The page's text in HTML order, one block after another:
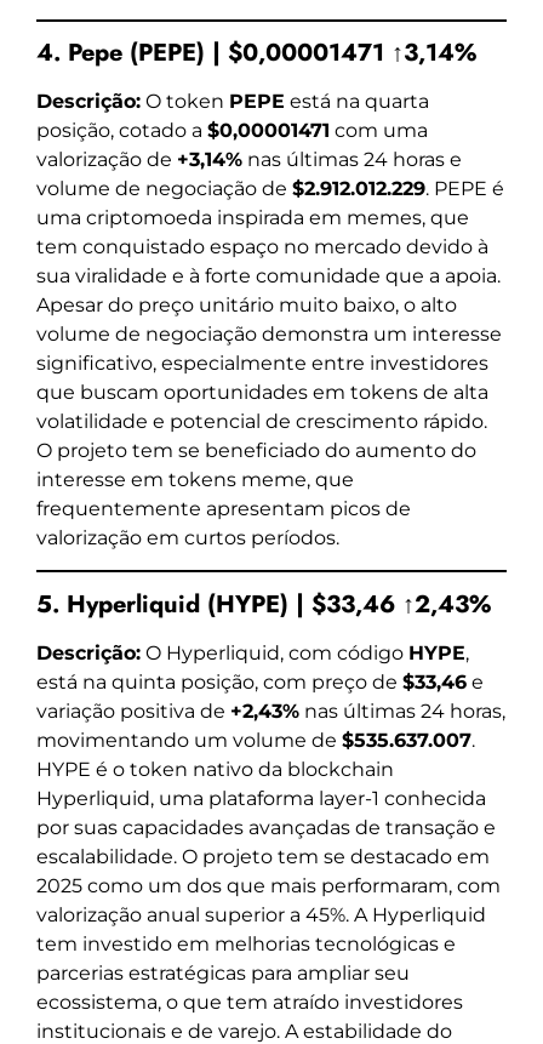
4. Pepe (PEPE) | $0,00001471 ↑3,14%
Descrição: O token PEPE está na quarta
posição, cotado a $0,00001471 com uma
valorização de +3,14% nas últimas 24 horas e
volume de negociação de $2.912.012.229. PEPE é
uma criptomoeda inspirada em memes, que
tem conquistado espaço no mercado devido à
sua viralidade e à forte comunidade que a apoia.
Apesar do preço unitário muito baixo, o alto
volume de negociação demonstra um interesse
significativo, especialmente entre investidores
que buscam oportunidades em tokens de alta
volatilidade e potencial de crescimento rápido.
O projeto tem se beneficiado do aumento do
interesse em tokens meme, que
frequentemente apresentam picos de
valorização em curtos períodos.
5. Hyperliquid (HYPE) | $33,46 ↑2,43%
Descrição: O Hyperliquid, com código HYPE,
está na quinta posição, com preço de $33,46 e
variação positiva de +2,43% nas últimas 24 horas,
movimentando um volume de $535.637.007.
HYPE é o token nativo da blockchain
Hyperliquid, uma plataforma layer-1 conhecida
por suas capacidades avançadas de transação e
escalabilidade. O projeto tem se destacado em
2025 como um dos que mais performaram, com
valorização anual superior a 45%. A Hyperliquid
tem investido em melhorias tecnológicas e
parcerias estratégicas para ampliar seu
ecossistema, o que tem atraído investidores
institucionais e de varejo. A estabilidade do